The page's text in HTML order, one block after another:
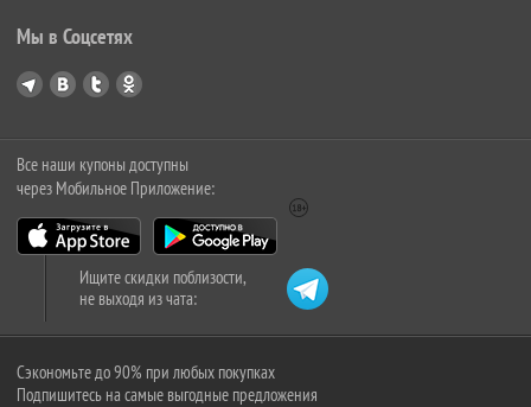
Мы в Соцсетях
Все наши купоны доступны
через Мобильное Приложение:
Ищите скидки поблизости,
не выходя из чата:
Сэкономьте до 90% при любых покупках
Подпишитесь на самые выгодные предложения